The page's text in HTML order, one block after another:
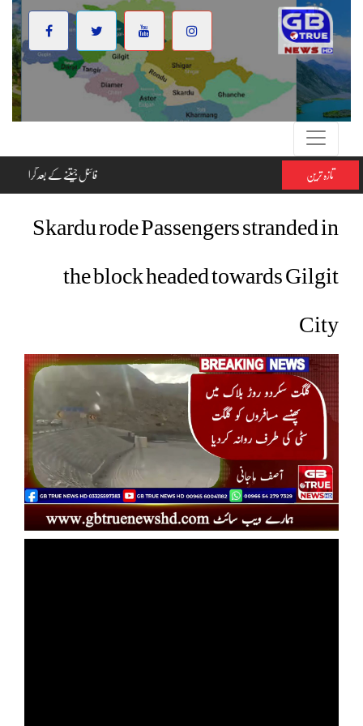
تازہ ترین فائنل
Skardu rode Passengers stranded in
the block headed towards Gilgit
City